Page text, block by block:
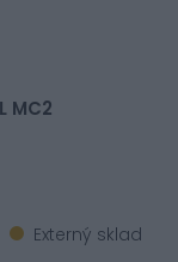
MC2
Externý sklad